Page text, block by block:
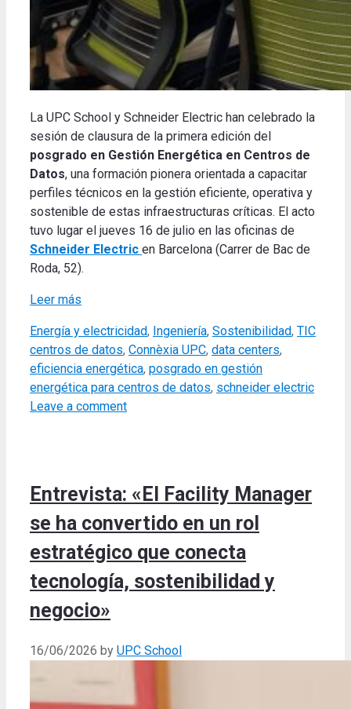
La UPC School y Schneider Electric han celebrado la
sesión de clausura de la primera edición del
posgrado en Gestión Energética en Centros de
Datos, una formación pionera orientada a capacitar
perfiles técnicos en la gestión eficiente, operativa y
sostenible de estas infraestructuras críticas. El acto
tuvo lugar el jueves 16 de julio en las oficinas de
Schneider Electric en Barcelona (Carrer de Bac de
Roda, 52).
Leer más
Categories
Energía y electricidad, Ingeniería, Sostenibilidad, TICTags
centros de datos, Connèxia UPC, data centers,
eficiencia energética, posgrado en gestión
energética para centros de datos, schneider electric
Leave a comment
Entrevista: «El Facility Manager
se ha convertido en un rol
estratégico que conecta
tecnología, sostenibilidad y
negocio»
16/06/2026 by UPC School